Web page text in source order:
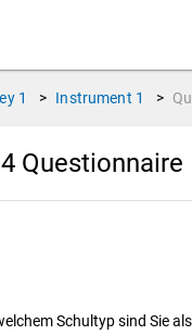
1 > Instrument 1 >
Questionnaire
Schultyp sind Sie